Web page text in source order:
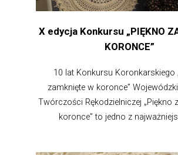
X edycja Konkursu „PIĘKNO
KORONCE”
10 lat Konkursu Koronkarskiego
zamknięte w koronce”
Twórczości Rękodzielniczej „Piękno
koronce” to jedno z